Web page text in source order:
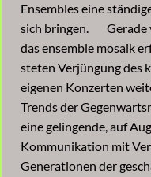
Ensembles eine
sich bringen. Gerade
das ensemble mosaik
steten Verjüngung des
eigenen Konzerten
Trends der
eine gelingende, auf
Kommunikation mit
Generationen der